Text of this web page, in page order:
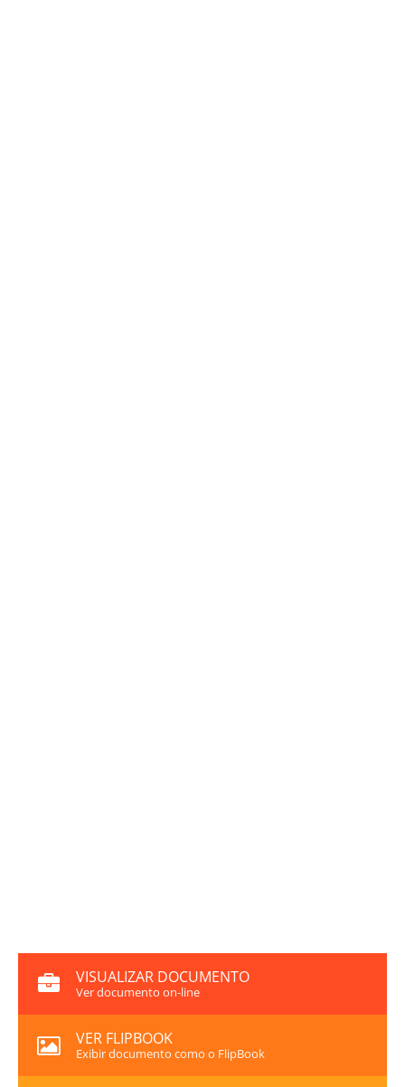
VISUALIZAR DOCUMENTO
Ver documento on-line
VER FLIPBOOK
Exibir documento como o FlipBook